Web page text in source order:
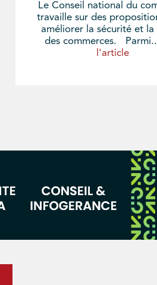
Le Conseil national du
travaille sur des
améliorer la sécurité et la
des commerces.
l'article